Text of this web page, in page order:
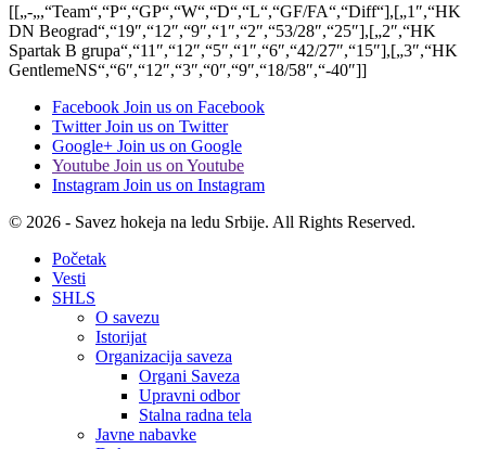
[[„-„,“Team“,“P“,“GP“,“W“,“D“,“L“,“GF/FA“,“Diff“],[„1″,“HK
DN Beograd“,“19″,“12″,“9″,“1″,“2″,“53/28″,“25″],[„2″,“HK
Spartak B grupa“,“11″,“12″,“5″,“1″,“6″,“42/27″,“15″],[„3″,“HK
GentlemeNS“,“6″,“12″,“3″,“0″,“9″,“18/58″,“-40″]]
Facebook Join us on Facebook
Twitter Join us on Twitter
Google+ Join us on Google
Youtube Join us on Youtube
Instagram Join us on Instagram
© 2026 - Savez hokeja na ledu Srbije. All Rights Reserved.
Početak
Vesti
SHLS
O savezu
Istorijat
Organizacija saveza
Organi Saveza
Upravni odbor
Stalna radna tela
Javne nabavke